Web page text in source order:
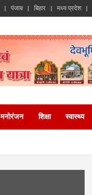
पंजाब बिहार मध्य प्रदेश
मनोरंजन शिक्षा स्वास्थ्य